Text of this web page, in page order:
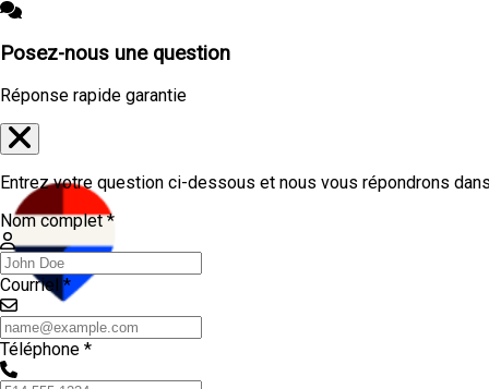
Posez-nous une question
Réponse rapide garantie
Entrez votre question ci-dessous et nous vous répondrons
Nom complet *
Courriel *
Téléphone *